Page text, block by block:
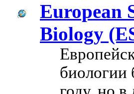
European
Biology
биологии